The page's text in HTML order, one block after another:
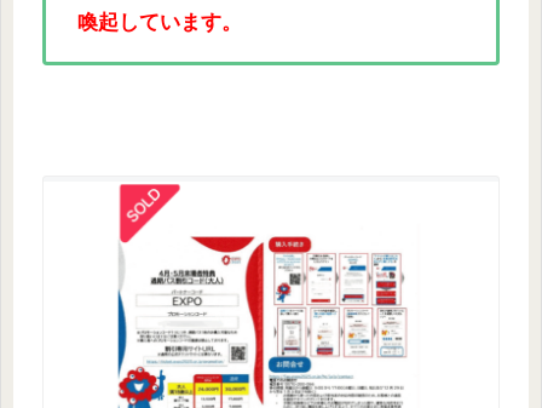
喚起しています。